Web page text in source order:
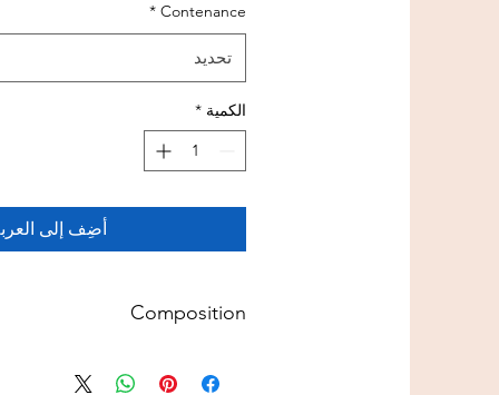
Contenance
*
تحديد
الكمية *
أضِف إلى
Composition
Composition analytique: